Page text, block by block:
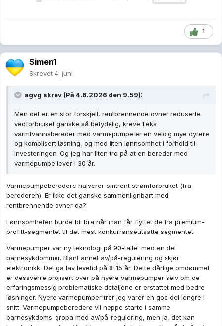
1
Simen1
Skrevet 4. juni
agvg skrev (På 4.6.2026 den 9.59):
Men det er en stor forskjell, rentbrennende ovner reduserte
vedforbruket ganske så betydelig, kreve f.eks
varmtvannsbereder med varmepumpe er en veldig mye dyrere
og komplisert løsning, og med liten lønnsomhet i forhold til
investeringen. Og jeg har liten tro på at en bereder med
varmepumpe lever i 30 år.
Varmepumpeberedere halverer omtrent strømforbruket (fra
berederen). Er ikke det ganske sammenlignbart med
rentbrennende ovner da?
Lønnsomheten burde bli bra når man får flyttet de fra premium-
profitt-segmentet til det mest konkurranseutsatte segmentet.
Varmepumper var ny teknologi på 90-tallet med en del
barnesykdommer. Blant annet av/på-regulering og skjør
elektronikk. Det ga lav levetid på 8-15 år. Dette dårlige omdømmet
er dessverre projisert over på nyere varmepumper selv om de
erfaringsmessig problematiske detaljene er erstattet med bedre
løsninger. Nyere varmepumper tror jeg varer en god del lengre i
snitt. Varmepumpeberedere vil neppe starte i samme
barnesykdoms-gropa med av/på-regulering, men ja, det kan